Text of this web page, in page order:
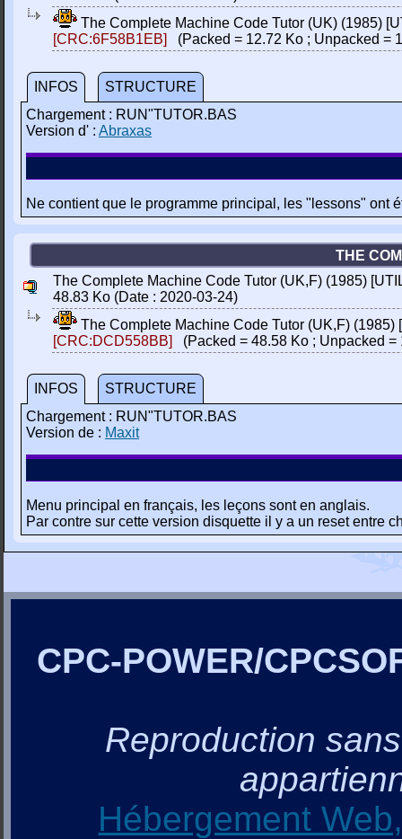
The Complete Machine Code Tutor (UK) (1985)
[CRC:6F58B1EB]
(Packed = 12.72 Ko ; Unpacked =
INFOS
STRUCTURE
Chargement : RUN"TUTOR.BAS
Version d' : Abraxas
Ne contient que le programme principal, les "lessons" ont
THE
The Complete Machine Code Tutor (UK,F) (1985)
48.83 Ko (Date : 2020-03-24)
The Complete Machine Code Tutor (UK,F) (1985)
[CRC:DCD558BB]
(Packed = 48.58 Ko ; Unpacked =
INFOS
STRUCTURE
Chargement : RUN"TUTOR.BAS
Version de : Maxit
Menu principal en français, les leçons sont en anglais.
Par contre sur cette version disquette il y a un reset entre
CPC-POWER/
Reproduction
Hébergement